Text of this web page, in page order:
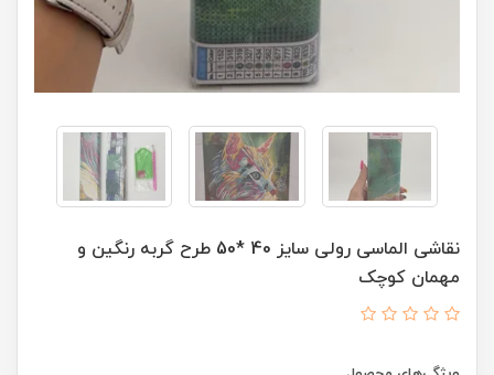
نقاشی الماسی رولی سایز 40 *50 طرح گربه رنگین و
مهمان کوچک